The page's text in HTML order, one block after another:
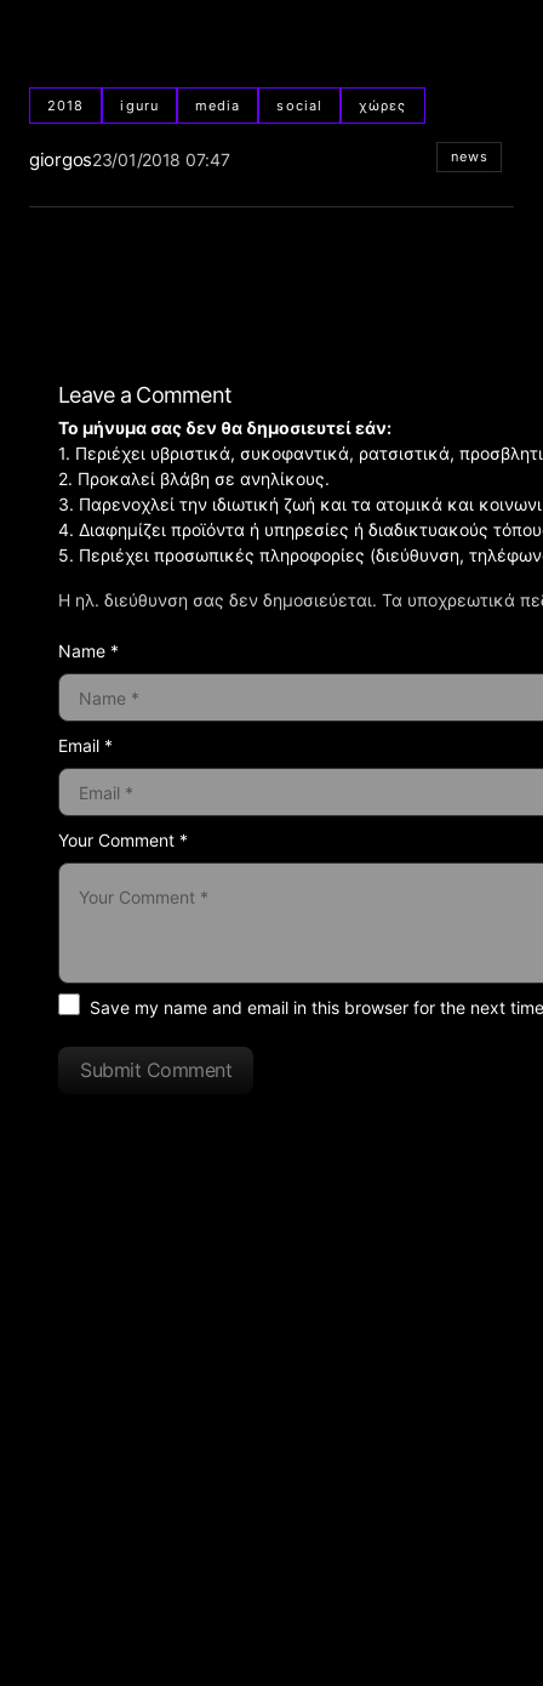
2018 iguru media social χώρες
giorgos23/01/2018 07:47 news
Leave a Comment
Η ηλ. διεύθυνση σας δεν δημοσιεύεται. Τα υποχρεωτικά
Your Comment *
Το μήνυμα σας δεν θα δημοσιευτεί εάν:
1. Περιέχει υβριστικά, συκοφαντικά, ρατσιστικά,
2. Προκαλεί βλάβη σε ανηλίκους.
3. Παρενοχλεί την ιδιωτική ζωή και τα ατομικά και
4. Διαφημίζει προϊόντα ή υπηρεσίες ή διαδικτυακούς
5. Περιέχει προσωπικές πληροφορίες (διεύθυνση,
Name *
Email *
Save my name and email in this browser for the next
Submit Comment